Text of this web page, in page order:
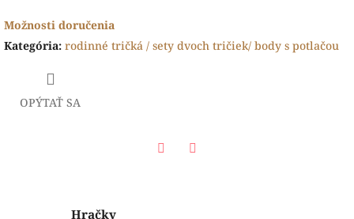
Možnosti doručenia
Kategória: rodinné tričká / sety dvoch tričiek/ body s potlačou
OPÝTAŤ SA
Hračky